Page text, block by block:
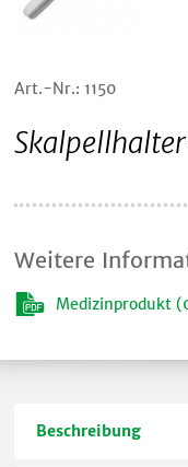
Art.-Nr.: 1150
Weitere
Medizinprodukt
Beschreibung